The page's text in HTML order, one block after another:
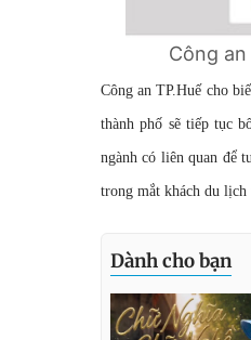
Công
Công an TP.Huế cho
thành phố sẽ tiếp tục
ngành có liên quan để
trong mắt khách du